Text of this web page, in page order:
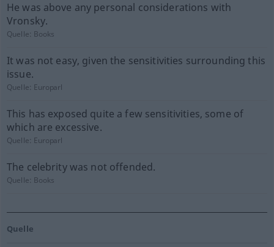
He was above any personal considerations with
Vronsky.
Quelle: Books
It was not easy, given the sensitivities surrounding this
issue.
Quelle: Europarl
This has exposed quite a few sensitivities, some of
which are excessive.
Quelle: Europarl
The celebrity was not offended.
Quelle: Books
Quelle